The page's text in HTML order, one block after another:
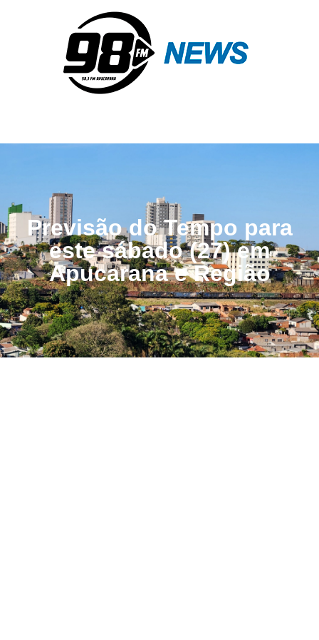
Previsão do Tempo para
este sábado (27) em
Apucarana e Região